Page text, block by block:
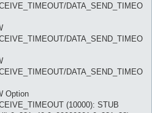
DATA_SEND_TIMEO
DATA_SEND_TIMEO
DATA_SEND_TIMEO
Option
(10000): STUB